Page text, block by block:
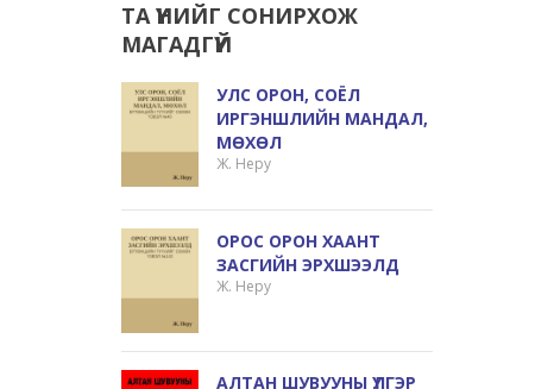
ТА ҮҮНИЙГ СОНИРХОЖ
МАГАДГҮЙ
УЛС ОРОН, СОЁЛ
ИРГЭНШЛИЙН МАНДАЛ,
МӨХӨЛ
Ж. Неру
ОРОС ОРОН ХААНТ
ЗАСГИЙН ЭРХШЭЭЛД
Ж. Неру
АЛТАН ШУВУУНЫ ҮЛГЭР